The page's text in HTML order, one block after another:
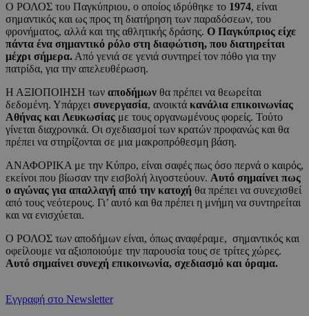
Ο ΡΟΛΟΣ του Παγκύπριου, ο οποίος ιδρύθηκε το 1974, είναι
σημαντικός και ως προς τη διατήρηση των παραδόσεων, του
φρονήματος, αλλά και της αθλητικής δράσης. Ο Παγκύπριος είχε
πάντα ένα σημαντικό ρόλο στη διαφώτιση, που διατηρείται
μέχρι σήμερα. Από γενιά σε γενιά συντηρεί τον πόθο για την
πατρίδα, για την απελευθέρωση.
Η ΑΞΙΟΠΟΙΗΣΗ των αποδήμων θα πρέπει να θεωρείται
δεδομένη. Υπάρχει συνεργασία, ανοικτά κανάλια επικοινωνίας
Αθήνας και Λευκωσίας με τους οργανωμένους φορείς. Τούτο
γίνεται διαχρονικά. Οι σχεδιασμοί των κρατών προφανώς και θα
πρέπει να στηρίζονται σε μια μακροπρόθεσμη βάση.
ΑΝΑΦΟΡΙΚΑ με την Κύπρο, είναι σαφές πως όσο περνά ο καιρός,
εκείνοι που βίωσαν την εισβολή λιγοστεύουν. Αυτό σημαίνει πως
ο αγώνας για απαλλαγή από την κατοχή θα πρέπει να συνεχισθεί
από τους νεότερους. Γι’ αυτό και θα πρέπει η μνήμη να συντηρείται
και να ενισχύεται.
Ο ΡΟΛΟΣ των αποδήμων είναι, όπως αναφέραμε, σημαντικός και
οφείλουμε να αξιοποιούμε την παρουσία τους σε τρίτες χώρες.
Αυτό σημαίνει συνεχή επικοινωνία, σχεδιασμό και όραμα.
Εγγραφή στο Newsletter